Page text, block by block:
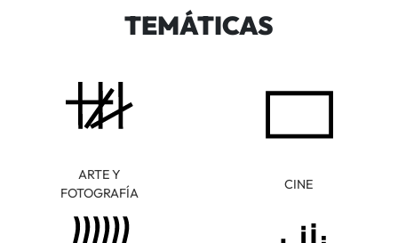
TEMÁTICAS
ARTE Y
FOTOGRAFÍA
CINE